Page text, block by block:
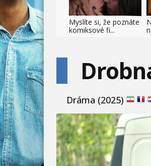
Myslíte si, že poznáte
komiksové fi...
Dráma (2025)